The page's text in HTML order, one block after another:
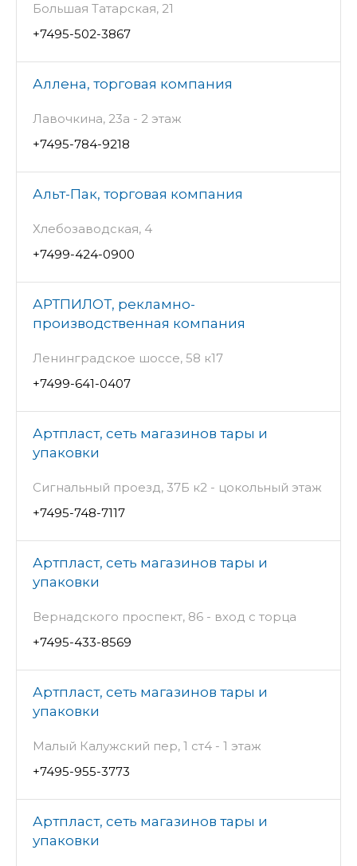
Большая Татарская, 21
+7495-502-3867
Аллена, торговая компания
Лавочкина, 23а - 2 этаж
+7495-784-9218
Альт-Пак, торговая компания
Хлебозаводская, 4
+7499-424-0900
АРТПИЛОТ, рекламно-
производственная компания
Ленинградское шоссе, 58 к17
+7499-641-0407
Артпласт, сеть магазинов тары и
упаковки
Сигнальный проезд, 37Б к2 - цокольный этаж
+7495-748-7117
Артпласт, сеть магазинов тары и
упаковки
Вернадского проспект, 86 - вход с торца
+7495-433-8569
Артпласт, сеть магазинов тары и
упаковки
Малый Калужский пер, 1 ст4 - 1 этаж
+7495-955-3773
Артпласт, сеть магазинов тары и
упаковки